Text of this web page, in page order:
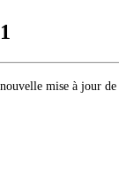
mise à jour de